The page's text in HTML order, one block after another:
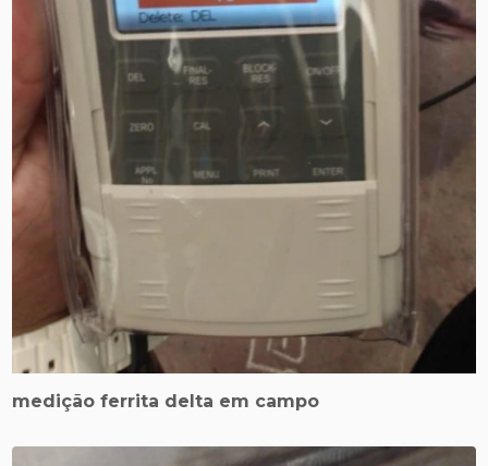
medição ferrita delta em campo